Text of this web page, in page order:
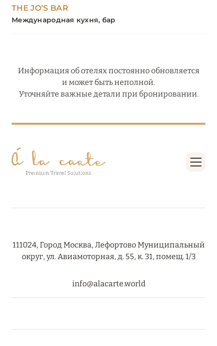
THE JO’S BAR
Международная кухня, бар
Информация об отелях постоянно обновляется
и может быть неполной.
Уточняйте важные детали при бронировании.
111024, Город Москва, Лефортово Муниципальный
округ, ул. Авиамоторная, д. 55, к. 31, помещ. 1/3
info@alacarte.world